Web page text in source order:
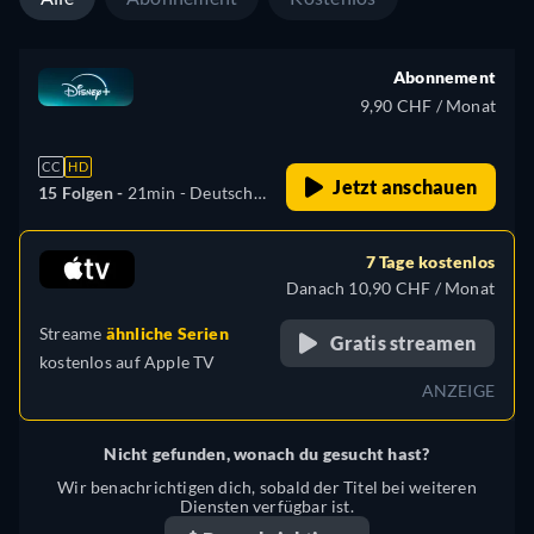
Polnisch, Portugiesisch
CC HD
15 Folgen - 21min - Deutsch,
Spanisch, Spanisch
(Lateinamerika), Französisch,
Polnisch, Portugiesisch
(Brasilien), Türkisch
Abonnement
9,90 CHF / Monat
Jetzt anschauen
Streame ähnliche Serien
kostenlos aufApple TV
7 Tage kostenlos
Danach 10,90 CHF / Monat
Gratis streamen
ANZEIGE
Nicht gefunden, wonach du gesucht hast?
Wir benachrichtigen dich, sobald der Titel bei weiteren
Diensten verfügbar ist.